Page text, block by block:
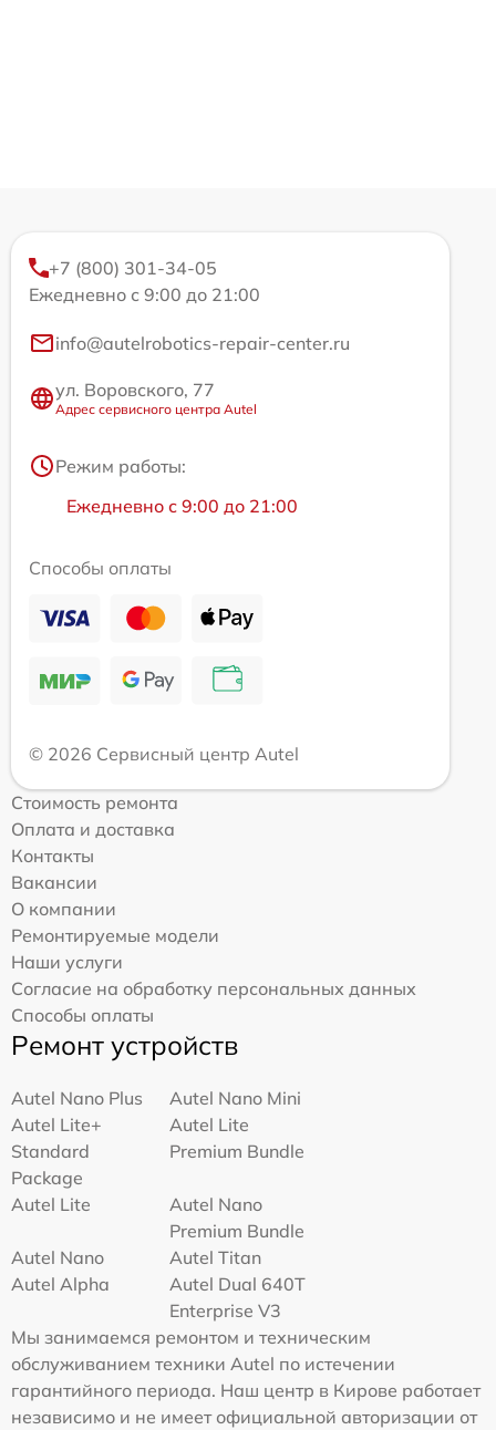
+7 (800) 301-34-05
Ежедневно с 9:00 до 21:00
info@autelrobotics-repair-center.ru
ул. Воровского, 77
Адрес сервисного центра Autel
Режим работы:
Ежедневно с 9:00 до 21:00
Способы оплаты
© 2026 Сервисный центр Autel
Стоимость ремонта
Оплата и доставка
Контакты
Вакансии
О компании
Ремонтируемые модели
Наши услуги
Согласие на обработку персональных данных
Способы оплаты
Ремонт устройств
Autel Nano Plus
Autel Nano Mini
Autel Lite+
Standard
Package
Autel Lite
Premium Bundle
Autel Lite
Autel Nano
Premium Bundle
Autel Nano
Autel Titan
Autel Alpha
Autel Dual 640T
Enterprise V3
Мы занимаемся ремонтом и техническим
обслуживанием техники Autel по истечении
гарантийного периода. Наш центр в Кирове работает
независимо и не имеет официальной авторизации от